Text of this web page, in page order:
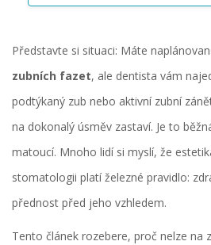
Představte si situaci: Máte
zubních fazet, ale dentista vám
podtýkaný zub nebo aktivní zubní
na dokonalý úsměv zastaví. Je to
matoucí. Mnoho lidí si myslí, že
stomatologii platí železné pravidlo:
přednost před jeho vzhledem.
Tento článek rozebere, proč nelze na